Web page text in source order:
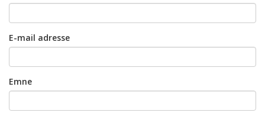
E-mail adresse
Emne